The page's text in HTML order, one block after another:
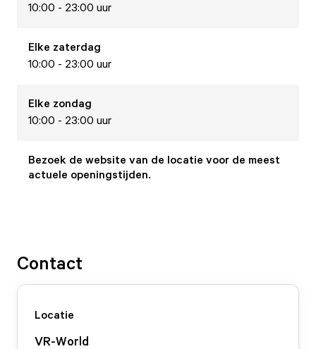
10:00 - 23:00 uur
Elke zaterdag
10:00 - 23:00 uur
Elke zondag
10:00 - 23:00 uur
Bezoek de website van de locatie voor de meest
actuele openingstijden.
Contact
Locatie
VR-World